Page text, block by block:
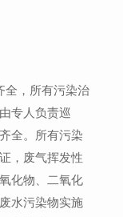
全，所有污染治
专人负责巡
全。所有污染
，废气挥发性
化物、二氧化
水污染物实施